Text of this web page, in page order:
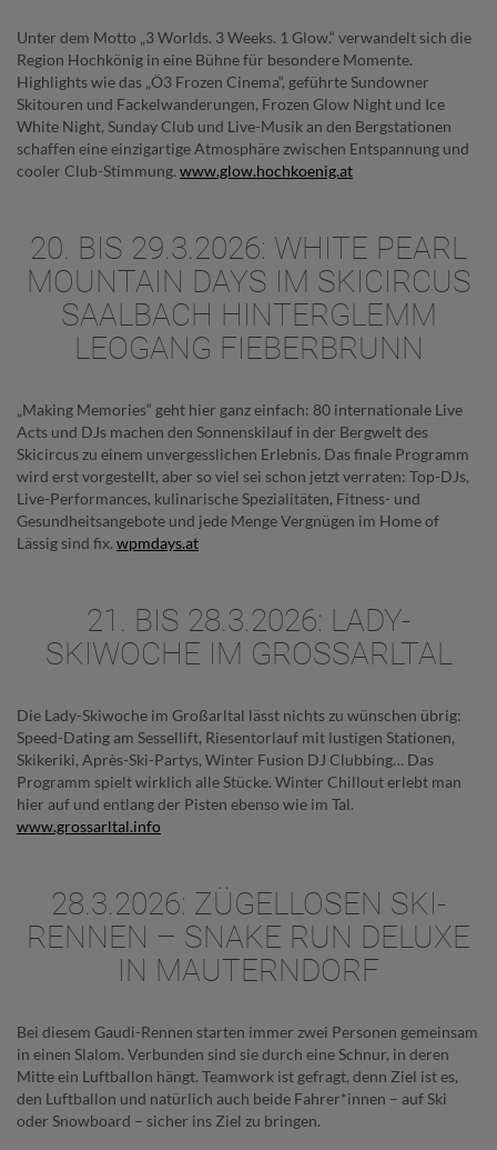
Unter dem Motto „3 Worlds. 3 Weeks. 1 Glow.“ verwandelt sich die
Region Hochkönig in eine Bühne für besondere Momente.
Highlights wie das „Ö3 Frozen Cinema“, geführte Sundowner
Skitouren und Fackelwanderungen, Frozen Glow Night und Ice
White Night, Sunday Club und Live-Musik an den Bergstationen
schaffen eine einzigartige Atmosphäre zwischen Entspannung und
cooler Club-Stimmung. www.glow.hochkoenig.at
20. BIS 29.3.2026: WHITE PEARL
MOUNTAIN DAYS IM SKICIRCUS
SAALBACH HINTERGLEMM
LEOGANG FIEBERBRUNN
„Making Memories“ geht hier ganz einfach: 80 internationale Live
Acts und DJs machen den Sonnenskilauf in der Bergwelt des
Skicircus zu einem unvergesslichen Erlebnis. Das finale Programm
wird erst vorgestellt, aber so viel sei schon jetzt verraten: Top-DJs,
Live-Performances, kulinarische Spezialitäten, Fitness- und
Gesundheitsangebote und jede Menge Vergnügen im Home of
Lässig sind fix. wpmdays.at
21. BIS 28.3.2026: LADY-
SKIWOCHE IM GROSSARLTAL
Die Lady-Skiwoche im Großarltal lässt nichts zu wünschen übrig:
Speed-Dating am Sessellift, Riesentorlauf mit lustigen Stationen,
Skikeriki, Après-Ski-Partys, Winter Fusion DJ Clubbing… Das
Programm spielt wirklich alle Stücke. Winter Chillout erlebt man
hier auf und entlang der Pisten ebenso wie im Tal.
www.grossarltal.info
28.3.2026: ZÜGELLOSEN SKI-
RENNEN – SNAKE RUN DELUXE
IN MAUTERNDORF
Bei diesem Gaudi-Rennen starten immer zwei Personen gemeinsam
in einen Slalom. Verbunden sind sie durch eine Schnur, in deren
Mitte ein Luftballon hängt. Teamwork ist gefragt, denn Ziel ist es,
den Luftballon und natürlich auch beide Fahrer*innen – auf Ski
oder Snowboard – sicher ins Ziel zu bringen.